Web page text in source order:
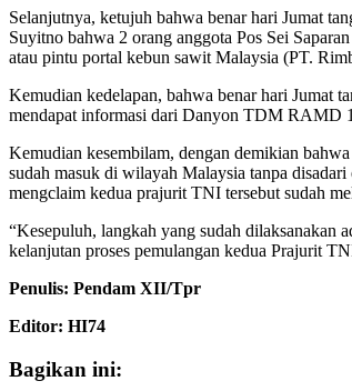
Selanjutnya, ketujuh bahwa benar hari Jumat
Suyitno bahwa 2 orang anggota Pos Sei
atau pintu portal kebun sawit Malaysia (PT.
Kemudian kedelapan, bahwa benar hari Jumat
mendapat informasi dari Danyon TDM RAMD
Kemudian kesembilam, dengan demikian
sudah masuk di wilayah Malaysia tanpa
mengclaim kedua prajurit TNI tersebut sudah
“Kesepuluh, langkah yang sudah dilaksanakan
kelanjutan proses pemulangan kedua Prajurit
Penulis: Pendam XII/Tpr
Editor: HI74
Bagikan ini: